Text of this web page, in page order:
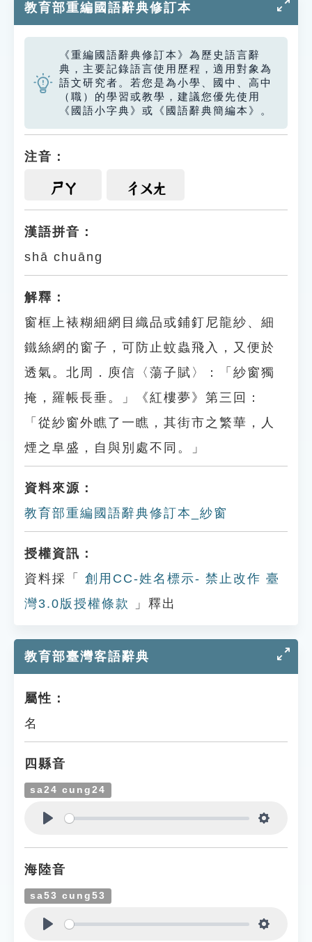
教育部重編國語辭典修訂本
《重編國語辭典修訂本》為歷史語言辭
典，主要記錄語言使用歷程，適用對象為
語文研究者。若您是為小學、國中、高中
（職）的學習或教學，建議您優先使用
《國語小字典》或《國語辭典簡編本》。
注音：
ㄕㄚ ㄔㄨㄤ
漢語拼音：
shā chuāng
解釋：
窗框上裱糊細網目織品或鋪釘尼龍紗、細
鐵絲網的窗子，可防止蚊蟲飛入，又便於
透氣。北周．庾信〈蕩子賦〉：「紗窗獨
掩，羅帳長垂。」《紅樓夢》第三回：
「從紗窗外瞧了一瞧，其街市之繁華，人
煙之阜盛，自與別處不同。」
資料來源：
教育部重編國語辭典修訂本_紗窗
授權資訊：
資料採「
創用CC-姓名標示- 禁止改作 臺
灣3.0版授權條款
」釋出
教育部臺灣客語辭典
屬性：
名
四縣音
sa24 cung24
海陸音
sa53 cung53